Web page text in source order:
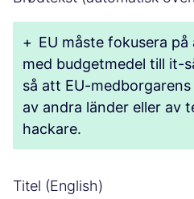
+ EU måste fokusera
med budgetmedel till it-
så att EU-
av andra länder eller av
hackare.
Titel (English)